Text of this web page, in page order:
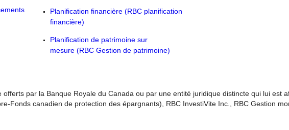
Planification financière (RBC planification
financière)
Planification de patrimoine sur
mesure (RBC Gestion de patrimoine)
par la Banque Royale du Canada ou par une entité juridique distincte qui lui est
Fonds canadien de protection des épargnants), RBC InvestiVite Inc., RBC Gestion